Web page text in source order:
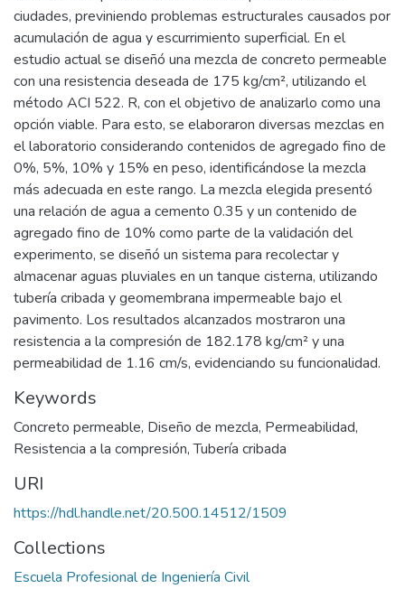
ciudades, previniendo problemas estructurales causados por
acumulación de agua y escurrimiento superficial. En el
estudio actual se diseñó una mezcla de concreto permeable
con una resistencia deseada de 175 kg/cm², utilizando el
método ACI 522. R, con el objetivo de analizarlo como una
opción viable. Para esto, se elaboraron diversas mezclas en
el laboratorio considerando contenidos de agregado fino de
0%, 5%, 10% y 15% en peso, identificándose la mezcla
más adecuada en este rango. La mezcla elegida presentó
una relación de agua a cemento 0.35 y un contenido de
agregado fino de 10% como parte de la validación del
experimento, se diseñó un sistema para recolectar y
almacenar aguas pluviales en un tanque cisterna, utilizando
tubería cribada y geomembrana impermeable bajo el
pavimento. Los resultados alcanzados mostraron una
resistencia a la compresión de 182.178 kg/cm² y una
permeabilidad de 1.16 cm/s, evidenciando su funcionalidad.
Keywords
Concreto permeable, Diseño de mezcla, Permeabilidad,
Resistencia a la compresión,Tubería cribada
URI
https://hdl.handle.net/20.500.14512/1509
Collections
Escuela Profesional de Ingeniería Civil